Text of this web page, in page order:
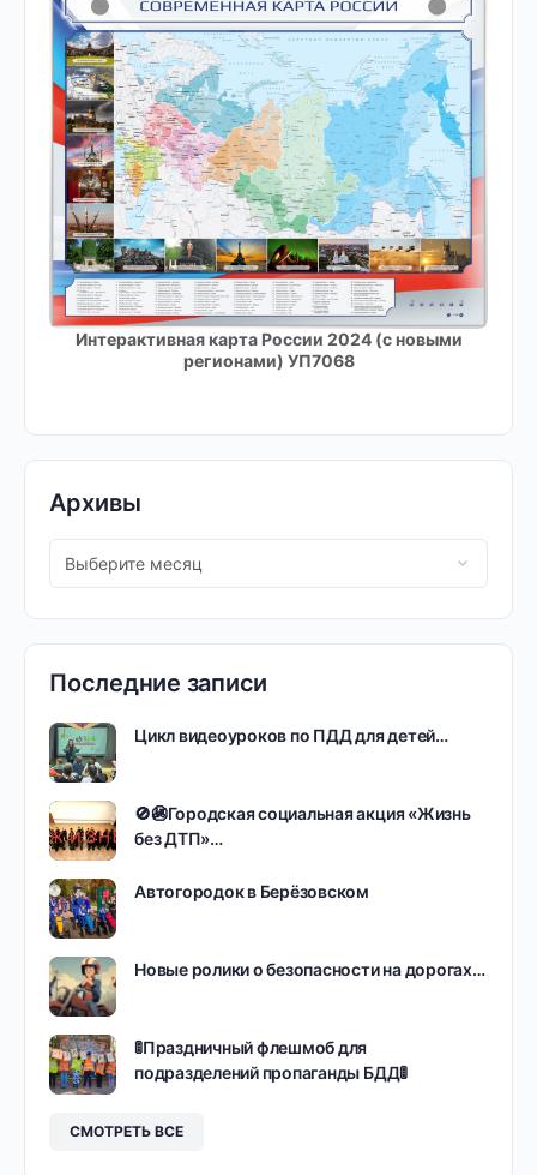
Интерактивная карта России 2024 (с новыми
регионами) УП7068
Архивы
Последние записи
Цикл видеоуроков по ПДД для детей…
🚫🚳Городская социальная акция «Жизнь
без ДТП»…
Автогородок в Берёзовском
Новые ролики о безопасности на дорогах…
🚦Праздничный флешмоб для
подразделений пропаганды БДД🚦
СМОТРЕТЬ ВСЕ